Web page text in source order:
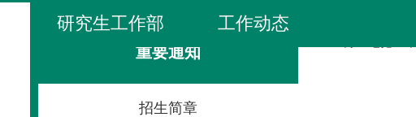
研究生工作部 工作动态
重要通知
招生简章